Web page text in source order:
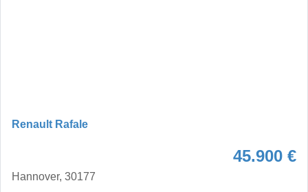
Renault Rafale
45.900 €
Hannover, 30177